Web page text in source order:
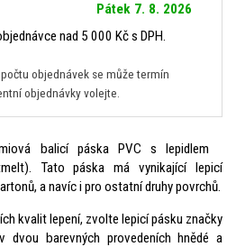
Pátek 7. 8. 2026
nad 5 000 Kč s DPH.
objednávek se může termín
objednávky volejte.
balicí páska PVC s lepidlem
Tato páska má vynikající lepicí
a navíc i pro ostatní druhy povrchů.
kvalit lepení, zvolte lepicí pásku značky
dvou barevných provedeních hnědé a